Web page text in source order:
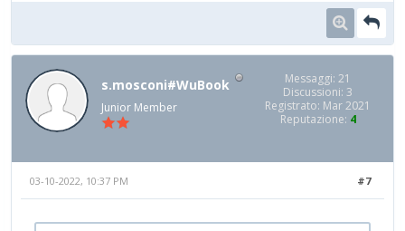
s.mosconi#WuBook
Junior Member
Messaggi: 21
Discussioni: 3
Registrato: Mar 2021
Reputazione: 4
#7
03-10-2022, 10:37 PM